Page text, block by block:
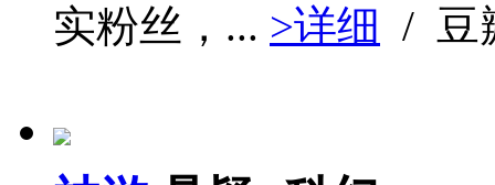
实粉丝，... >详细 / 豆